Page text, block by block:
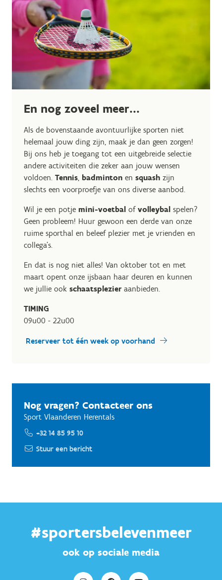
En nog zoveel meer...
Als de bovenstaande avontuurlijke sporten niet
helemaal jouw ding zijn, maak je dan geen zorgen!
Bij ons heb je toegang tot een uitgebreide selectie
andere activiteiten die zeker aan jouw wensen
voldoen. Tennis, badminton en squash zijn
slechts een voorproefje van ons diverse aanbod.
Wil je een potje mini-voetbal of volleybal spelen?
Geen probleem! Huur gewoon een derde van onze
ruime sporthal en beleef plezier met je vrienden en
collega's.
En dat is nog niet alles! Van oktober tot en met
maart opent onze ijsbaan haar deuren en kunnen
we jullie ook schaatsplezieraanbieden.
TIMING
09u00 - 22u00
Reserveer tot één week op voorhand
Nog vragen? Contacteer ons
Sport Vlaanderen Herentals
+32 14 85 95 10
Stuur een bericht
#sportersbelevenmeer
ook op sociale media